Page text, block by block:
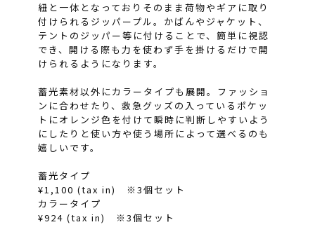
紐と一体となっておりそのまま荷物やギアに取り
付けられるジッパープル。かばんやジャケット、
テントのジッパー等に付けることで、簡単に視認
でき、開ける際も力を使わず手を掛けるだけで開
けられるようになります。
蓄光素材以外にカラータイプも展開。ファッショ
ンに合わせたり、救急グッズの入っているポケッ
トにオレンジ色を付けて瞬時に判断しやすいよう
にしたりと使い方や使う場所によって選べるのも
嬉しいです。
蓄光タイプ
¥1,100 (tax in) ※3個セット
カラータイプ
¥924 (tax in) ※3個セット